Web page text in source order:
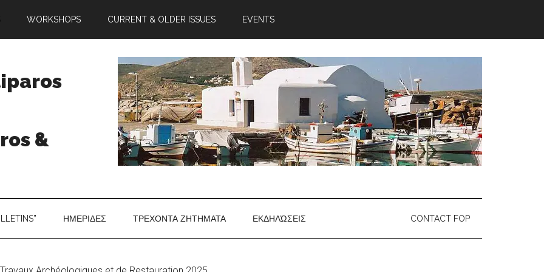
WORKSHOPS CURRENT & OLDER ISSUES EVENTS
&
CONTACT FOP
ΗΜΕΡΙΔΕΣ ΤΡΕΧΟΝΤΑ ΖΗΤΗΜΑΤΑ ΕΚΔΗΛΏΣΕΙΣ